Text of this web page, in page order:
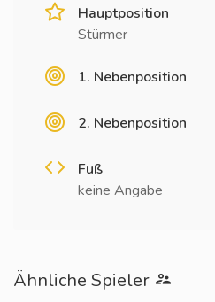
Hauptposition
Stürmer
1. Nebenposition
2. Nebenposition
Fuß
keine Angabe
Ähnliche Spieler